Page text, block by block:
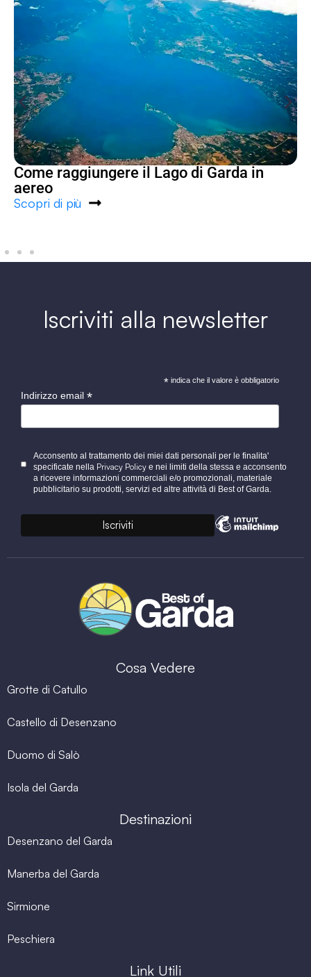
Come raggiungere il Lago di Garda in
aereo
Scopri di più
Cosa Vedere
Grotte di Catullo
Castello di Desenzano
Duomo di Salò
Isola del Garda
Destinazioni
Desenzano del Garda
Manerba del Garda
Sirmione
Peschiera
Link Utili
Iscriviti alla newsletter
* indica che il valore è obbligatorio
Indirizzo email *
Acconsento al trattamento dei miei dati personali per le finalita'
specificate nella Privacy Policye nei limiti della stessa e acconsento
a ricevere informazioni commerciali e/o promozionali, materiale
pubblicitario su prodotti, servizi ed altre attività di Best of Garda.